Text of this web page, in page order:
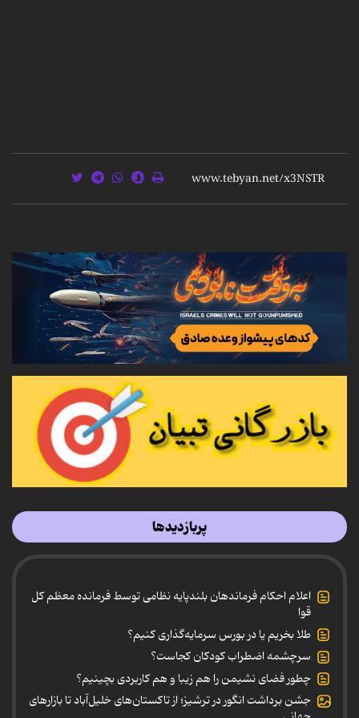
پربازدیدها
اعلام احکام فرماندهان بلندپایه نظامی توسط فرمانده معظم کل
قوا
طلا بخریم یا در بورس سرمایه‌گذاری کنیم؟
سرچشمه اضطراب کودکان کجاست؟
چطور فضای نشیمن را هم زیبا و هم کاربردی بچینیم؟
جشن برداشت انگور در ترشیز؛ از تاکستان‌های خلیل‌آباد تا بازارهای